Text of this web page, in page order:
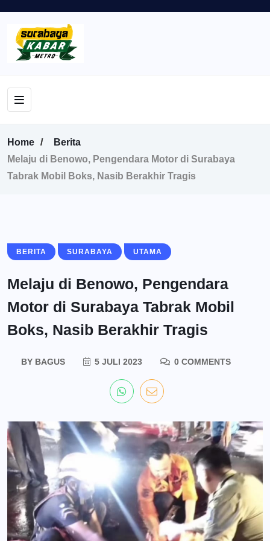
Home
Berita
Melaju di Benowo, Pengendara Motor di Surabaya
Tabrak Mobil Boks, Nasib Berakhir Tragis
BERITA SURABAYA UTAMA
Melaju di Benowo, Pengendara
Motor di Surabaya Tabrak Mobil
Boks, Nasib Berakhir Tragis
BY BAGUS 5 JULI 2023 0 COMMENTS